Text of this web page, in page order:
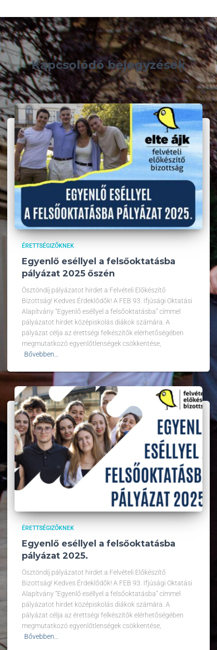
Kapcsolódó bejegyzések
ÉRETTSÉGIZŐKNEK
Egyenlő eséllyel a felsőoktatásba
pályázat 2025 őszén
Ösztöndíj pályázatot hirdet a Felvételi Előkészítő
Bizottság! Kedves Érdeklődők! A FEB 93. Ifjúsági Oktatási
Alapítvány “Egyenlő eséllyel a felsőoktatásba” címmel
pályázatot hirdet középiskolás diákok számára. A
pályázat célja az érettségi felkészítők elérhetőségében
megmutatkozó egyenlőtlenségek csökkentése,
Bővebben...
ÉRETTSÉGIZŐKNEK
Egyenlő eséllyel a felsőoktatásba
pályázat 2025.
Ösztöndíj pályázatot hirdet a Felvételi Előkészítő
Bizottság! Kedves Érdeklődők! A FEB 93. Ifjúsági Oktatási
Alapítvány “Egyenlő eséllyel a felsőoktatásba” címmel
pályázatot hirdet középiskolás diákok számára. A
pályázat célja az érettségi felkészítők elérhetőségében
megmutatkozó egyenlőtlenségek csökkentése,
Bővebben...